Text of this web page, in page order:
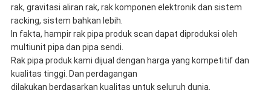
rak, gravitasi aliran rak, rak komponen elektronik dan sistem
racking, sistem bahkan lebih.
In fakta, hampir rak pipa produk scan dapat diproduksi oleh
multiunit pipa dan pipa sendi.
Rak pipa produk kami dijual dengan harga yang kompetitif dan
kualitas tinggi. Dan perdagangan
dilakukan berdasarkan kualitas untuk seluruh dunia.